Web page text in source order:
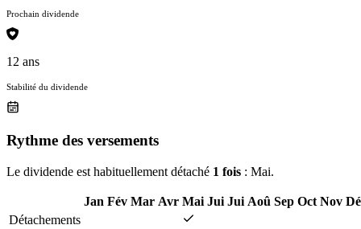
Prochain dividende
12 ans
Stabilité du dividende
Rythme des versements
Le dividende est habituellement détaché 1 fois : Mai.
Jan Fév Mar Avr Mai Jui Jui Aoû Sep Oct Nov
Détachements